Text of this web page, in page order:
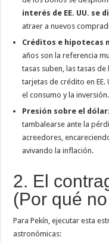
interés de EE. UU. se
atraer a nuevos
Créditos e hipotecas
años son la referencia
tasas suben, las tasas
tarjetas de crédito en
el consumo y la inversión.
Presión sobre el dólar:
tambalearse ante la
acreedores,
avivando la inflación.
2. El
(Por qué
Para Pekín, ejecutar esta
astronómicas: